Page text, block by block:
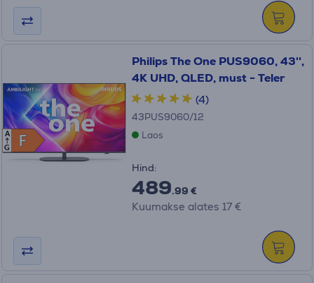
F
F
A
G
Philips The One PUS9060, 43'',
4K UHD, QLED, must - Teler
(4)
43PUS9060/12
Laos
Hind:
489.99 €
Kuumakse alates 17 €